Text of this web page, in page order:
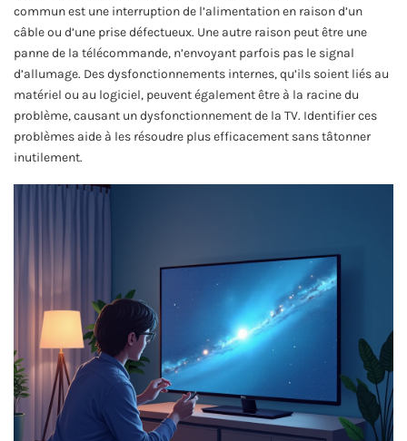
commun est une interruption de l’alimentation en raison d’un
câble ou d’une prise défectueux. Une autre raison peut être une
panne de la télécommande, n’envoyant parfois pas le signal
d’allumage. Des dysfonctionnements internes, qu’ils soient liés au
matériel ou au logiciel, peuvent également être à la racine du
problème, causant un dysfonctionnement de la TV. Identifier ces
problèmes aide à les résoudre plus efficacement sans tâtonner
inutilement.